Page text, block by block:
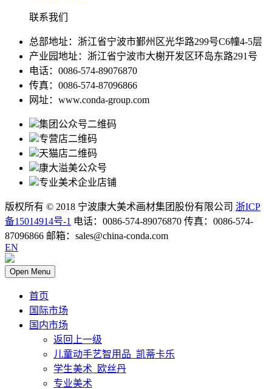
联系我们
总部地址：浙江省宁波市鄞州区光华路299号C6幢4-5层
产业园地址：浙江省宁波市大榭开发区环岛东路291号
电话：0086-574-89076870
传真：0086-574-87096866
网址：www.conda-group.com
集团公众号二维码
专营店二维码
天猫店二维码
康大溢美公众号
专业美术企业店铺
版权所有 © 2018 宁波康大美术画材集团股份有限公司 浙ICP
备15014914号-1 电话：0086-574-89076870 传真：0086-574-
87096866 邮箱：sales@china-conda.com
EN
Open Menu
首页
国际市场
国内市场
返回上一级
儿童动手艺智用品_凯蒂卡乐
学生美术_欧丝丹
专业美术